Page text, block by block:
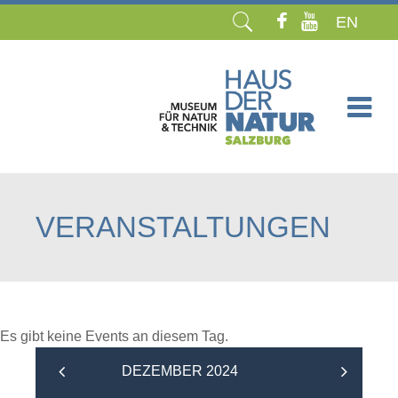
EN
VERANSTALTUNGEN
Es gibt keine Events an diesem Tag.
DEZEMBER 2024